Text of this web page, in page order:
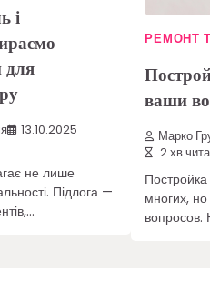
і
для
13.10.2025
не лише
Підлога —
РЕМОНТ
ваши
Марко
2 хв
многих,
вопросов.